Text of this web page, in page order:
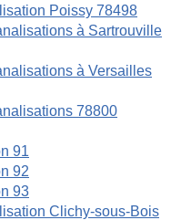
Poissy 78498
à Sartrouville
à Versailles
78800
91
92
93
Clichy-sous-Bois